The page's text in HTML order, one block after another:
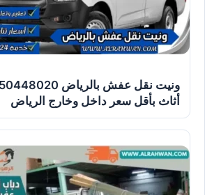
أثاث بأقل سعر داخل وخارج الرياض